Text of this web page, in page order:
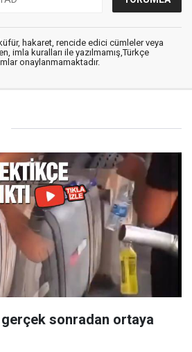
hakaret, rencide edici cümleler veya
imla kuralları ile yazılmamış,Türkçe
onaylanmamaktadır.
gerçek sonradan ortaya